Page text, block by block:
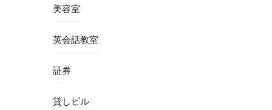
美容室
英会話教室
証券
貸しビル